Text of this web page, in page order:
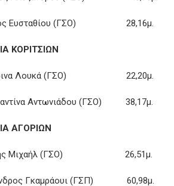
Ευσταθίου (ΓΣΟ) 28,16μ.
ΚΟΡΙΤΣΙΩΝ
Λουκά (ΓΣΟ) 22,20μ.
Αντωνιάδου (ΓΣΟ) 38,17μ.
ΑΓΟΡΙΩΝ
Μιχαήλ (ΓΣΟ) 26,51μ.
Γκαμράουι (ΓΣΠ) 60,98μ.